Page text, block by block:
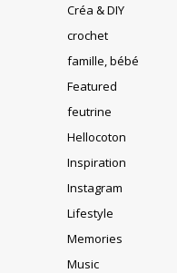
Créa & DIY
crochet
famille, bébé
Featured
feutrine
Hellocoton
Inspiration
Instagram
Lifestyle
Memories
Music